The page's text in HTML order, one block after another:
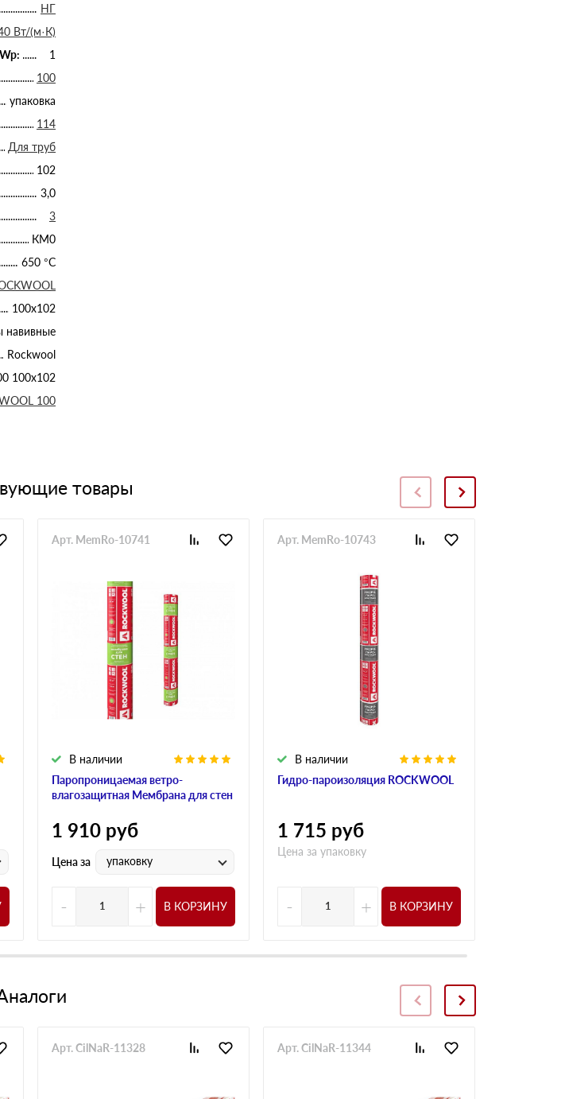
НГ
Вт/(м·К)
1
100
упаковка
114
Для труб
102
3,0
3
КМ0
650 °С
100х102
навивные
Rockwool
100х102
100
товары
Паропроницаемая ветро-
влагозащитная Мембрана для стен
В наличии
Арт. MemRo-10741
1 910 руб
Цена за упаковку
- + В КОРЗИНУ
Гидро-пароизоляция ROCKWOOL
В наличии
Арт. MemRo-10743
1 715 руб
Цена за упаковку
- + В КОРЗИНУ
Арт. CilNaR-11328 Арт. CilNaR-11344